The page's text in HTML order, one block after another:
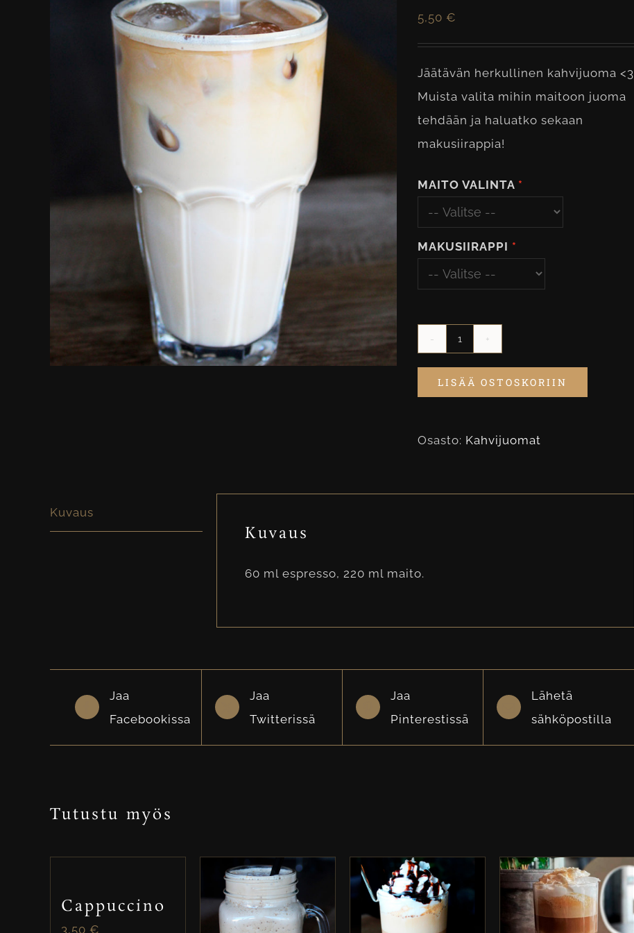
5,50 €
Jäätävän herkullinen kahvijuoma <3
Muista valita mihin maitoon juoma
tehdään ja haluatko sekaan
makusiirappia!
MAITO VALINTA
MAKUSIIRAPPI
Jäälatte
LISÄÄ OSTOSKORIIN
Osasto: Kahvijuomat
Kuvaus
Kuvaus
60 ml espresso, 220 ml maito.
Jaa
Facebookissa
Jaa
Twitterissä
Jaa
Pinterestissä
Lähetä
sähköpostilla
Tutustu myös
Cappuccino
3,50 €